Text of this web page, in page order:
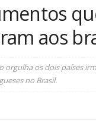
aos
os dois países
no Brasil.